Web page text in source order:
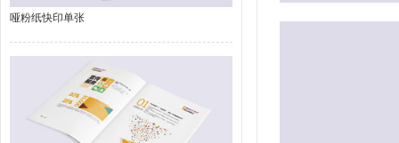
哑粉纸快印单张